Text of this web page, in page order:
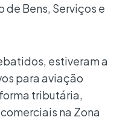
Bens, Serviços e
estiveram a
para aviação
tributária,
na Zona